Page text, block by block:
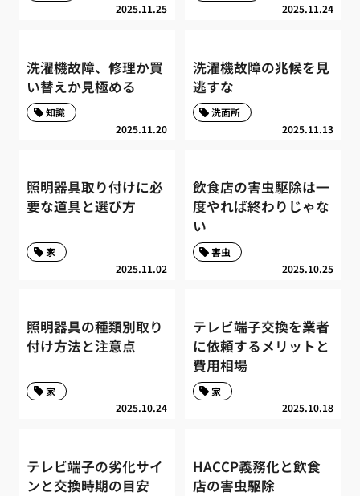
2025.11.25 2025.11.24
洗濯機故障、修理か買
い替えか見極める
2025.11.20
知識
洗濯機故障の兆候を見
逃すな
2025.11.13
洗面所
照明器具取り付けに必
要な道具と選び方
2025.11.02
家
飲食店の害虫駆除は一
度やれば終わりじゃな
い
2025.10.25
害虫
照明器具の種類別取り
付け方法と注意点
2025.10.24
家
テレビ端子交換を業者
に依頼するメリットと
費用相場
2025.10.18
家
テレビ端子の劣化サイ
ンと交換時期の目安
HACCP義務化と飲食
店の害虫駆除